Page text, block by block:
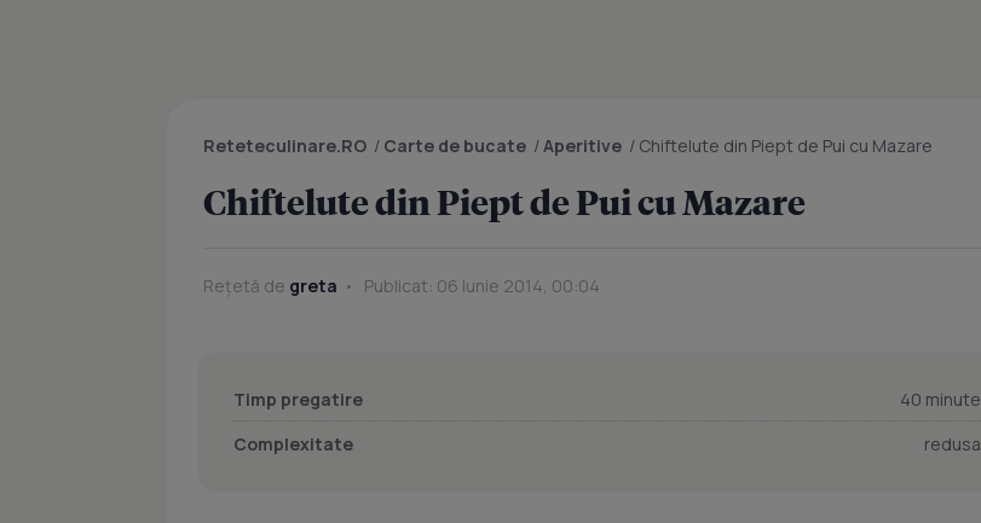
Reteteculinare.RO / Carte de bucate /Aperitive / Chiftelute din Piept de Pui cu Mazare
Chiftelute din Piept de Pui cu Mazare
Rețetă de greta Publicat: 06 Iunie 2014, 00:04
Timp pregatire
40 minute
Complexitate
redusa